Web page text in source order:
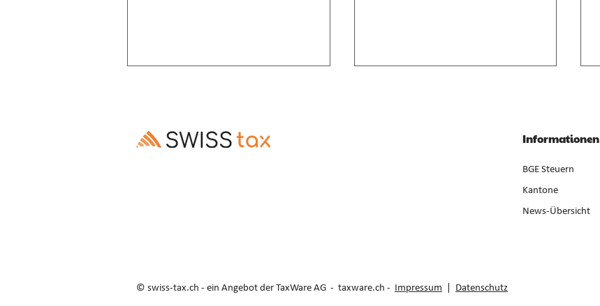
Ausschluss des Rentenaufschubs bei
Altersrenten, die Invalidenrenten
Informationen
BGE Steuern
Kantone
News-Übersicht
© swiss-tax.ch - ein Angebot der TaxWare AG - taxware.ch - Impressum Datenschutz